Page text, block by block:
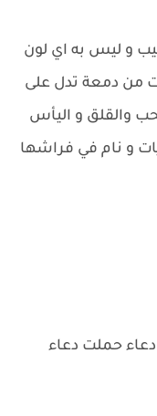
و ليس به اي لون
من دمعة تدل على
والقلق و اليأس
و نام في فراشها
حملت دعاء